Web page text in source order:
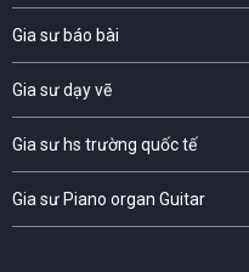
Gia sư báo bài
Gia sư dạy vẽ
Gia sư hs trường quốc tế
Gia sư Piano organ Guitar